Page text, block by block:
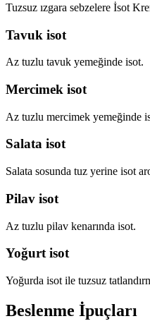
Tuzsuz ızgara sebzelere İsot
Tavuk isot
Az tuzlu tavuk yemeğinde isot.
Mercimek isot
Az tuzlu mercimek yemeğinde
Salata isot
Salata sosunda tuz yerine isot
Pilav isot
Az tuzlu pilav kenarında isot.
Yoğurt isot
Yoğurda isot ile tuzsuz
Beslenme İpuçları